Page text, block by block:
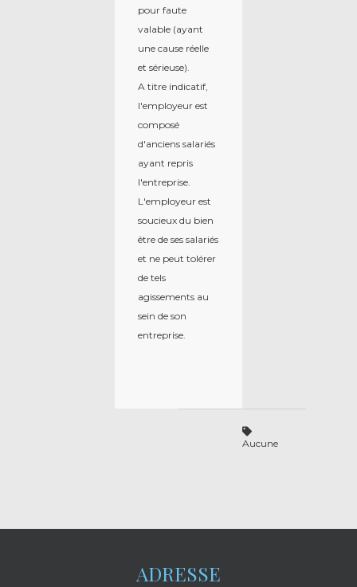
pour faute
valable (ayant
une cause réelle
et sérieuse).
A titre indicatif,
l'employeur est
composé
d'anciens salariés
ayant repris
l'entreprise.
L'employeur est
soucieux du bien
être de ses salariés
et ne peut tolérer
de tels
agissements au
sein de son
entreprise.
Aucune
ADRESSE